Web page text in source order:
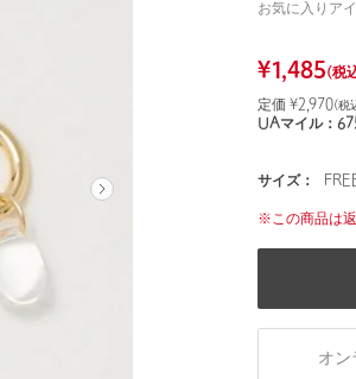
お気に入りア
¥1,485(税
定価 ¥2,970(税
UAマイル：
サイズ：
※この商品は
オン